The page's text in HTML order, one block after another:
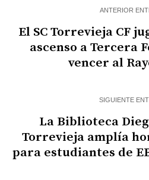
ANTERIOR
El SC Torrevieja CF
ascenso a Tercera
vencer al
SIGUIENTE
La Biblioteca
Torrevieja amplía
para estudiantes de